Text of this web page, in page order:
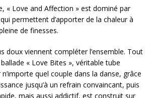
« Love and Affection » est dominé par
permettent d’apporter de la chaleur à
de finesses.
doux viennent compléter l’ensemble. Tout
ballade « Love Bites », véritable tube
quel couple dans la danse, grâce
jusqu’à un refrain convaincant, puis
mais aussi addictif, est construit sur